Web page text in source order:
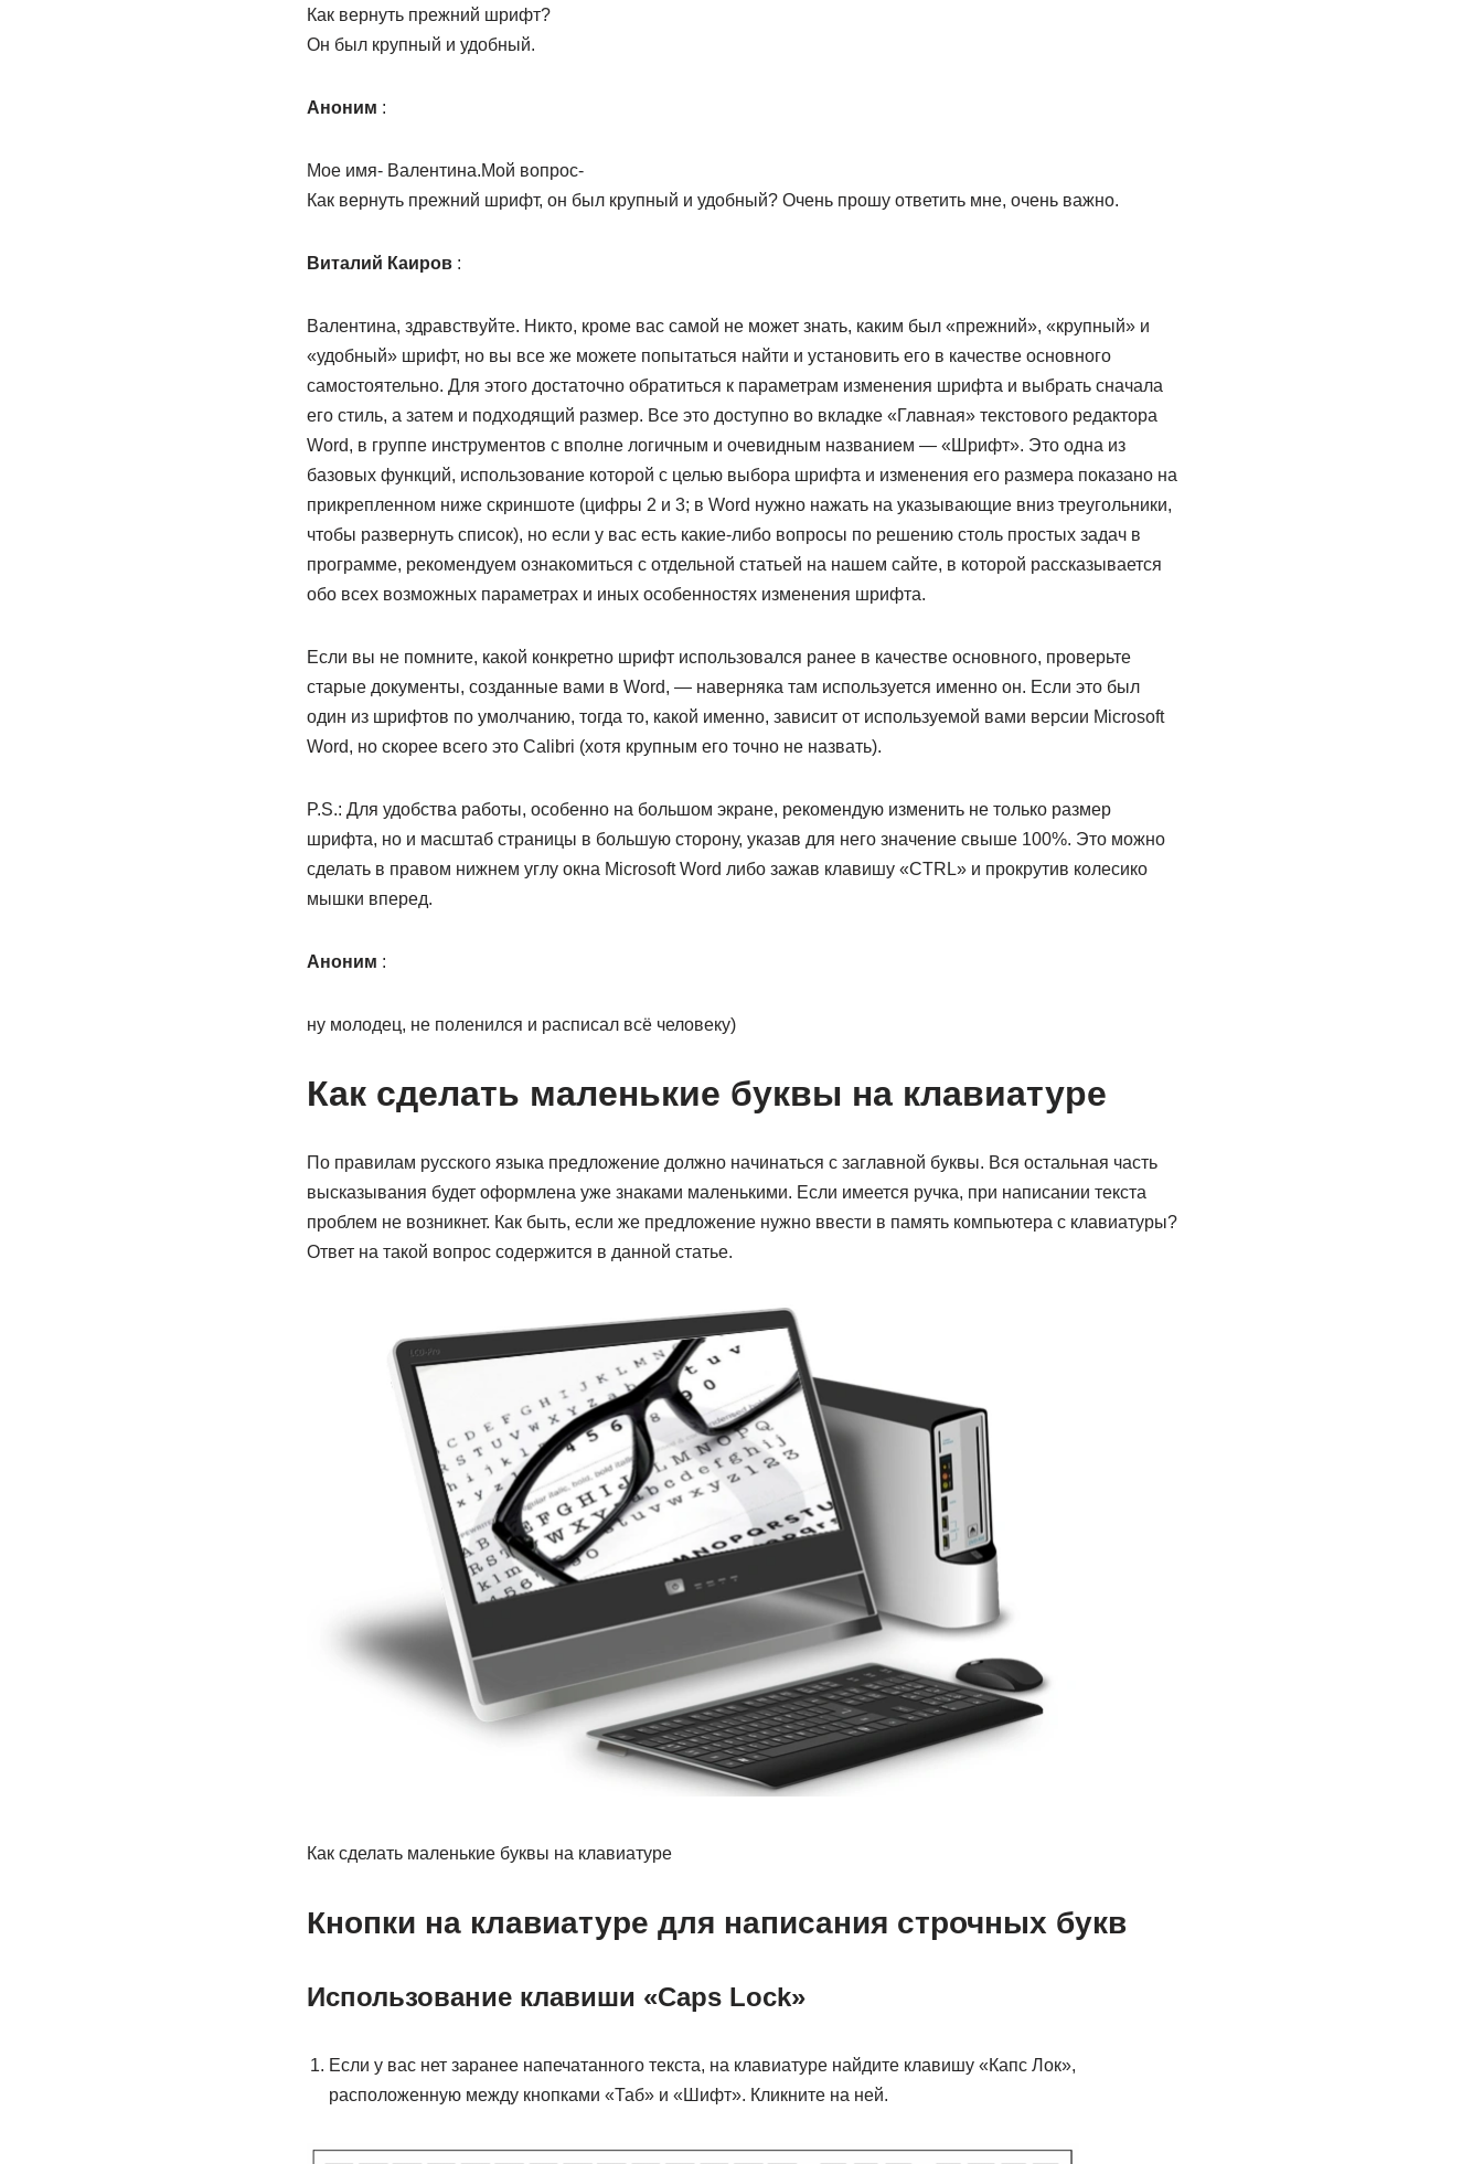
Как вернуть прежний шрифт?
Он был крупный и удобный.
Аноним :
Мое имя- Валентина.Мой вопрос-
Как вернуть прежний шрифт, он был крупный и удобный? Очень прошу ответить мне, очень важно.
Виталий Каиров:
Валентина, здравствуйте. Никто, кроме вас самой не может знать, каким был «прежний», «крупный» и
«удобный» шрифт, но вы все же можете попытаться найти и установить его в качестве основного
самостоятельно. Для этого достаточно обратиться к параметрам изменения шрифта и выбрать сначала
его стиль, а затем и подходящий размер. Все это доступно во вкладке «Главная» текстового редактора
Word, в группе инструментов с вполне логичным и очевидным названием — «Шрифт». Это одна из
базовых функций, использование которой с целью выбора шрифта и изменения его размера показано на
прикрепленном ниже скриншоте (цифры 2 и 3; в Word нужно нажать на указывающие вниз треугольники,
чтобы развернуть список), но если у вас есть какие-либо вопросы по решению столь простых задач в
программе, рекомендуем ознакомиться с отдельной статьей на нашем сайте, в которой рассказывается
обо всех возможных параметрах и иных особенностях изменения шрифта.
Если вы не помните, какой конкретно шрифт использовался ранее в качестве основного, проверьте
старые документы, созданные вами в Word, — наверняка там используется именно он. Если это был
один из шрифтов по умолчанию, тогда то, какой именно, зависит от используемой вами версии Microsoft
Word, но скорее всего это Calibri (хотя крупным его точно не назвать).
P.S.: Для удобства работы, особенно на большом экране, рекомендую изменить не только размер
шрифта, но и масштаб страницы в большую сторону, указав для него значение свыше 100%. Это можно
сделать в правом нижнем углу окна Microsoft Word либо зажав клавишу «CTRL» и прокрутив колесико
мышки вперед.
Аноним :
ну молодец, не поленился и расписал всё человеку)
Как сделать маленькие буквы на клавиатуре
По правилам русского языка предложение должно начинаться с заглавной буквы. Вся остальная часть
высказывания будет оформлена уже знаками маленькими. Если имеется ручка, при написании текста
проблем не возникнет. Как быть, если же предложение нужно ввести в память компьютера с клавиатуры?
Ответ на такой вопрос содержится в данной статье.
Как сделать маленькие буквы на клавиатуре
Кнопки на клавиатуре для написания строчных букв
Использование клавиши «Caps Lock»
Если у вас нет заранее напечатанного текста, на клавиатуре найдите клавишу «Капс Лок»,
расположенную между кнопками «Таб» и «Шифт». Кликните на ней.